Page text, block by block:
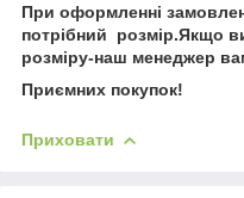
При оформленні
потрібний розмір.Якщо
розміру-наш менеджер
Приємних покупок!
Приховати